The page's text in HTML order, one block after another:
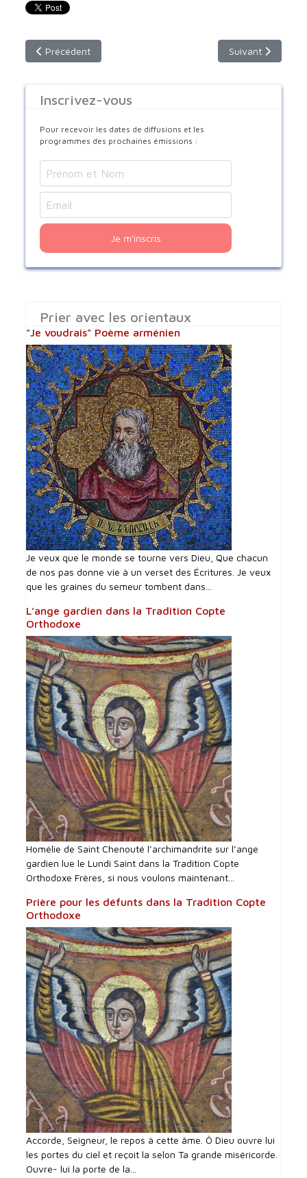
Article précédent : prière du matin, Saint Ephrem
Précédent Article suivant :
Suivant
Inscrivez-vous
Pour recevoir les dates de diffusions et les
programmes des prochaines émissions :
Je m'inscris
Prier avec les orientaux
"Je voudrais" Poème arménien
Je veux que le monde se tourne vers Dieu, Que chacun
de nos pas donne vie à un verset des Écritures. Je veux
que les graines du semeur tombent dans...
L’ange gardien dans la Tradition Copte
Orthodoxe
Homélie de Saint Chenouté l’archimandrite sur l’ange
gardien lue le Lundi Saint dans la Tradition Copte
Orthodoxe Frères, si nous voulons maintenant...
Prière pour les défunts dans la Tradition Copte
Orthodoxe
Accorde, Seigneur, le repos à cette âme. Ô Dieu ouvre lui
les portes du ciel et reçoit la selon Ta grande miséricorde.
Ouvre- lui la porte de la...